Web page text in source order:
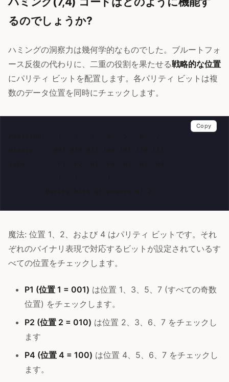
るのでしょうか?
ハミングの洞察力は幾何学的なものでした。ブルートフォ
ース反復の代わりに、二重の役割を果たせる戦略的な位置
にパリティ ビットを配置します。各パリティ ビットは複
数のデータ位置を同時にチェックします。
Copy
魔法: 位置 1、2、および 4 はパリティ ビットです。それ
ぞれのバイナリ表現で対応するビットが設定されているす
べての位置をチェックします。
P1 (位置 1 = 001) は位置 1、3、5、7 (すべての奇数
位置) をチェックします。
P2 (位置 2 = 010) は位置 2、3、6、7 をチェックし
ます
P4 (位置 4 = 100) は位置 4、5、6、7 をチェックし
ます。